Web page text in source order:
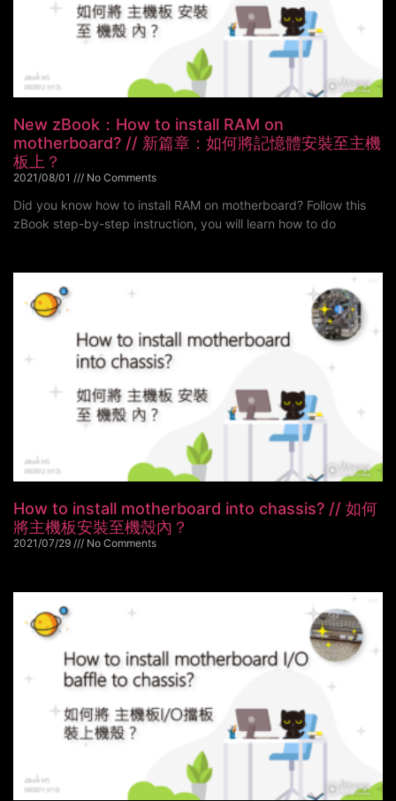
New zBook：How to install RAM on
motherboard? // 新篇章：如何將記憶體安裝至主機
板上？
2021/08/01 No Comments
Did you know how to install RAM on motherboard? Follow this
zBook step-by-step instruction, you will learn how to do
How to install motherboard into chassis? // 如何
將主機板安裝至機殼內？
2021/07/29 No Comments